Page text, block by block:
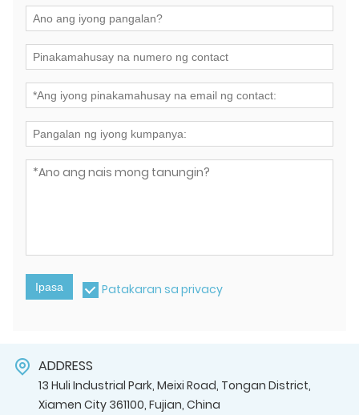
Ipasa Patakaran sa privacy
ADDRESS
13 Huli Industrial Park, Meixi Road, Tongan District,
Xiamen City 361100, Fujian, China